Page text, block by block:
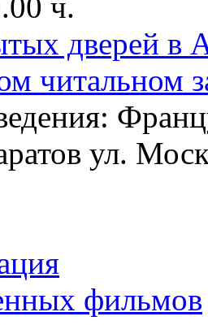
дверей в
читальном
ул.